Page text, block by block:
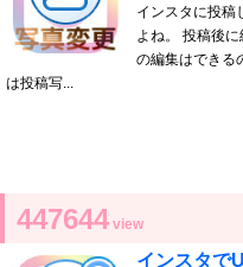
インスタに投稿
よね。 投稿後
の編集はできる
は投稿写...
447644 view
インスタで